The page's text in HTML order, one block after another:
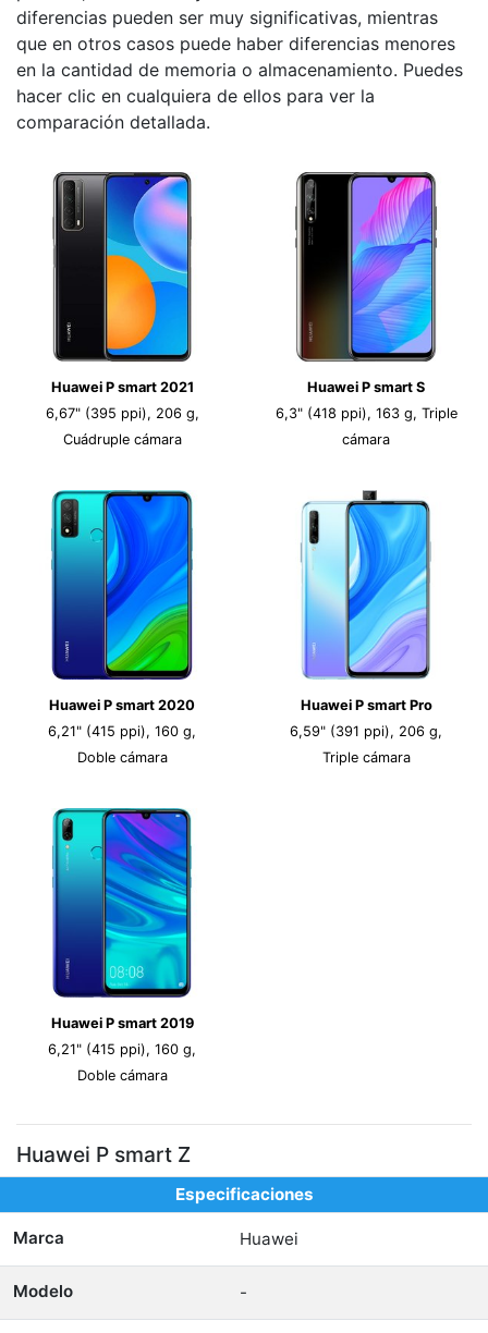
diferencias pueden ser muy significativas, mientras
que en otros casos puede haber diferencias menores
en la cantidad de memoria o almacenamiento. Puedes
hacer clic en cualquiera de ellos para ver la
comparación detallada.
Huawei P smart 2021
6,67" (395 ppi), 206 g,
Cuádruple cámara
Huawei P smart S
6,3" (418 ppi), 163 g, Triple
cámara
Huawei P smart 2020
6,21" (415 ppi), 160 g,
Doble cámara
Huawei P smart Pro
6,59" (391 ppi), 206 g,
Triple cámara
Huawei P smart 2019
6,21" (415 ppi), 160 g,
Doble cámara
Huawei P smart Z
Especificaciones
Marca Huawei
Modelo -